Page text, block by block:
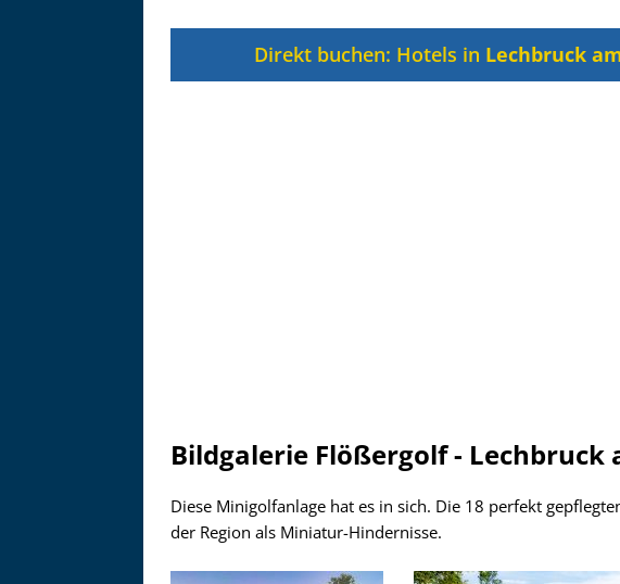
Direkt buchen: Hotels in Lechbruck
Bildgalerie Flößergolf - Lechbruck
Diese Minigolfanlage hat es in sich. Die 18 perfekt
der Region als Miniatur-Hindernisse.